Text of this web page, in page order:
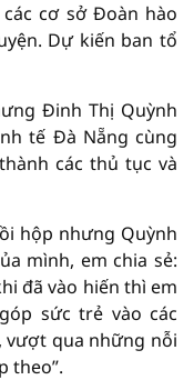
cơ sở Đoàn hào
Dự kiến ban tổ
Đinh Thị Quỳnh
tế Đà Nẵng cùng
các thủ tục và
hộp nhưng Quỳnh
mình, em chia sẻ:
đã vào hiến thì em
sức trẻ vào các
vượt qua những nỗi
theo”.